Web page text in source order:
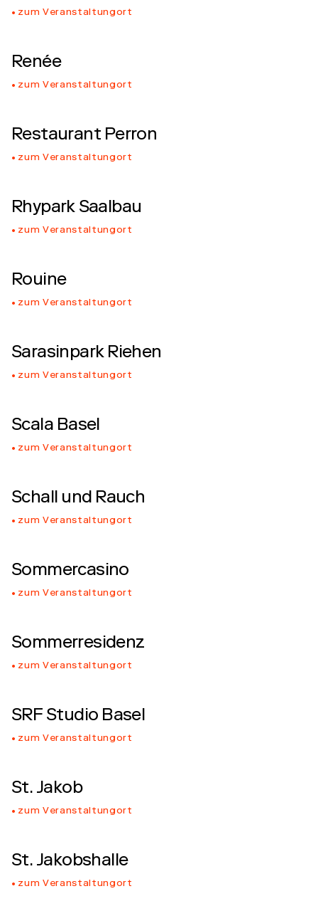
zum Veranstaltungort
Renée
zum Veranstaltungort
Restaurant Perron
zum Veranstaltungort
Rhypark Saalbau
zum Veranstaltungort
Rouine
zum Veranstaltungort
Sarasinpark Riehen
zum Veranstaltungort
Scala Basel
zum Veranstaltungort
Schall und Rauch
zum Veranstaltungort
Sommercasino
zum Veranstaltungort
Sommerresidenz
zum Veranstaltungort
SRF Studio Basel
zum Veranstaltungort
St. Jakob
zum Veranstaltungort
St. Jakobshalle
zum Veranstaltungort